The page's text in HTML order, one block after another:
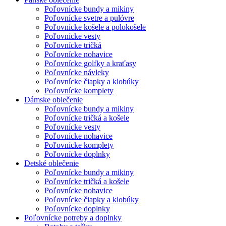
Poľovnícke bundy a mikiny
Poľovnícke svetre a pulóvre
Poľovnícke košele a polokošele
Poľovnícke vesty
Poľovnícke tričká
Poľovnícke nohavice
Poľovnícke golfky a kraťasy
Poľovnícke návleky
Poľovnícke čiapky a klobúky
Poľovnícke komplety
Dámske oblečenie
Poľovnícke bundy a mikiny
Poľovnícke tričká a košele
Poľovnícke vesty
Poľovnícke nohavice
Poľovnícke komplety
Poľovnícke doplnky
Detské oblečenie
Poľovnícke bundy a mikiny
Poľovnícke tričká a košele
Poľovnícke nohavice
Poľovnícke čiapky a klobúky
Poľovnícke doplnky
Poľovnícke potreby a doplnky